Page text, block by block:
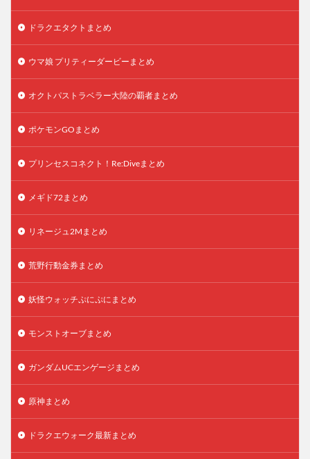
ドラクエタクトまとめ
ウマ娘 プリティーダービーまとめ
オクトパストラベラー大陸の覇者まとめ
ポケモンGOまとめ
プリンセスコネクト！Re:Diveまとめ
メギド72まとめ
リネージュ2Mまとめ
荒野行動金券まとめ
妖怪ウォッチぷにぷにまとめ
モンストオーブまとめ
ガンダムUCエンゲージまとめ
原神まとめ
ドラクエウォーク最新まとめ